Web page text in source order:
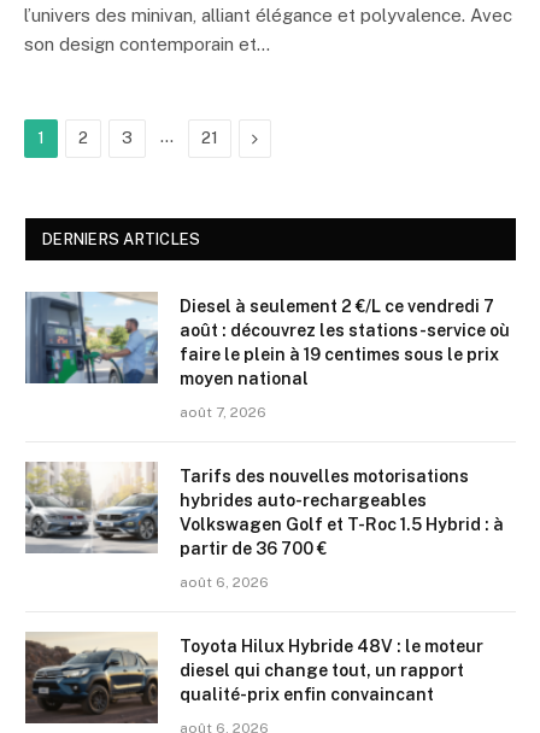
l’univers des minivan, alliant élégance et polyvalence. Avec
son design contemporain et…
1 2 3 … 21 Suivant
DERNIERS ARTICLES
Diesel à seulement 2 €/L ce vendredi 7
août : découvrez les stations-service où
faire le plein à 19 centimes sous le prix
moyen national
août 7, 2026
Tarifs des nouvelles motorisations
hybrides auto-rechargeables
Volkswagen Golf et T-Roc 1.5 Hybrid : à
partir de 36 700 €
août 6, 2026
Toyota Hilux Hybride 48V : le moteur
diesel qui change tout, un rapport
qualité-prix enfin convaincant
août 6, 2026